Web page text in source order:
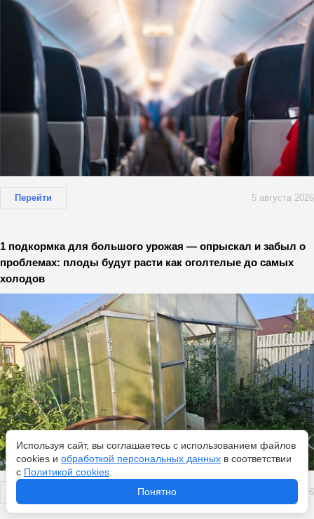
Перейти 5 августа 2026
1 подкормка для большого урожая — опрыскал и забыл о
проблемах: плоды будут расти как оголтелые до самых
холодов
5 августа 2026
Используя сайт, вы соглашаетесь с использованием файлов
cookies и обработкой персональных данных в соответствии
с Политикой cookies
Понятно